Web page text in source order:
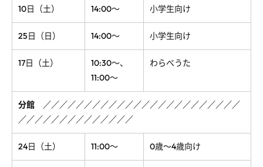
10日（土） 14:00～ 小学生向け
25日（日） 14:00～ 小学生向け
17日（土）
10:30～、
11:00～
わらべうた
分館 ／／／／／／／／／／／／／／／／／／／／／／／／
／／／／／／／／／／／／／／
24日（土） 11:00～ 0歳～4歳向け